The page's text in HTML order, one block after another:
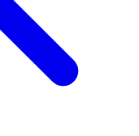
€/kg